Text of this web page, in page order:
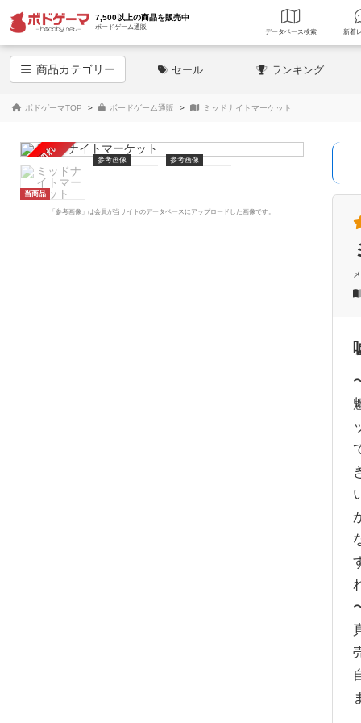
7,500以上の商品を販売中
ボードゲーム通販
データベース 検索
商品カテゴリー セール ランキング
ボドゲーマTOP ボードゲーム通販 ミッドナイトマーケット
売り切れ
当商品
参考画像 参考画像
「参考画像」は会員が当サイトのデータベースにアップロードした画像です。